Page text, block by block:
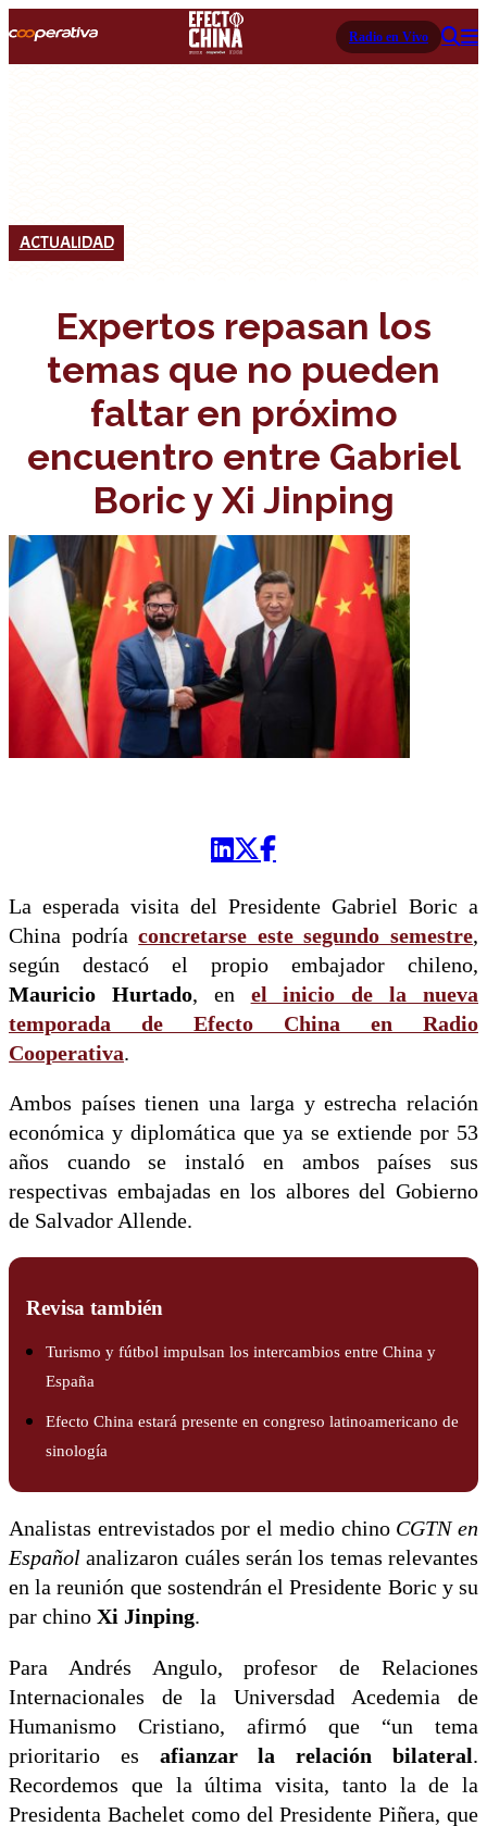
Radio en Vivo
ACTUALIDAD
Expertos repasan los
temas que no pueden
faltar en próximo
encuentro entre Gabriel
Boric y Xi Jinping
La esperada visita del Presidente Gabriel Boric a
China podríaconcretarse este segundo semestre,
según destacó el propio embajador chileno,
Mauricio Hurtado, en el inicio de la nueva
temporada de Efecto China en Radio
Cooperativa.
Ambos países tienen una larga y estrecha relación
económica y diplomática que ya se extiende por 53
años cuando se instaló en ambos países sus
respectivas embajadas en los albores del Gobierno
de Salvador Allende.
Revisa también
Turismo y fútbol impulsan los intercambios entre China y
España
Efecto China estará presente en congreso latinoamericano de
sinología
Analistas entrevistados por el medio chino CGTN en
Español analizaron cuáles serán los temas relevantes
en la reunión que sostendrán el Presidente Boric y su
par chino Xi Jinping.
Para Andrés Angulo, profesor de Relaciones
Internacionales de la Universdad Acedemia de
Humanismo Cristiano, afirmó que “un tema
prioritario es afianzar la relación bilateral .
Recordemos que la última visita, tanto la de la
Presidenta Bachelet como del Presidente Piñera, que